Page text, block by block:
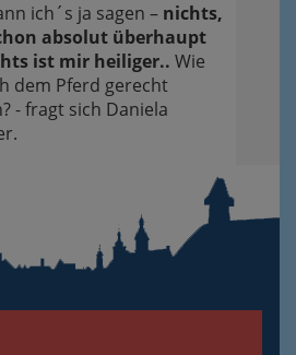
ich´s ja sagen – nichts,
absolut überhaupt
ist mir heiliger.. Wie
dem Pferd gerecht
- fragt sich Daniela